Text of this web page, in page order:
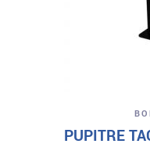
PUPITRE